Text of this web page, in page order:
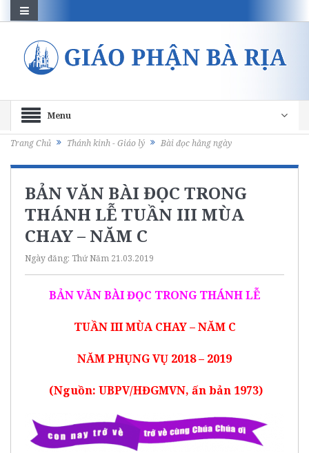
Menu
Trang Chủ Thánh kinh - Giáo lý Bài đọc hằng ngày
BẢN VĂN BÀI ĐỌC TRONG
THÁNH LỄ TUẦN III MÙA
CHAY – NĂM C
Ngày đăng: Thứ Năm 21.03.2019
BẢN VĂN BÀI ĐỌC TRONG THÁNH LỄ
TUẦN III MÙA CHAY – NĂM C
NĂM PHỤNG VỤ 2018 – 2019
(Nguồn: UBPV/HĐGMVN, ấn bản 1973)